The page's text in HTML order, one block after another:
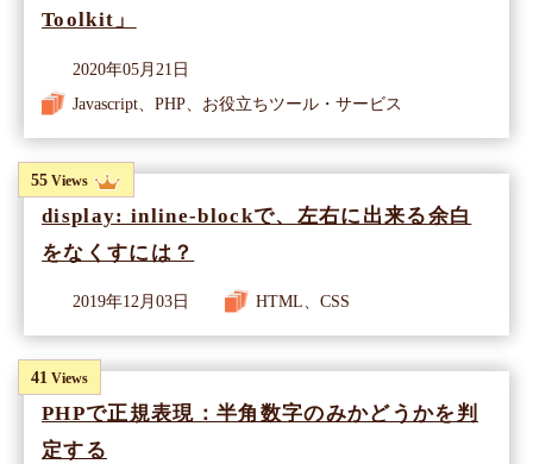
Toolkit」
2020年05月21日
Javascript、PHP、お役立ちツール・サービス
55 Views
display: inline-blockで、左右に出来る余白
をなくすには？
2019年12月03日 HTML、CSS
41 Views
PHPで正規表現：半角数字のみかどうかを判
定する